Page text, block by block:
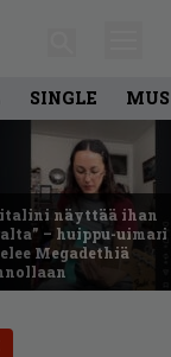
SINGLE
näyttää ihan
– huippu-uimari
Megadethiä